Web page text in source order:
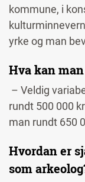
kommune, i
yrke og man
Hva kan
– Veldig
rundt 500 000
man rundt 650
Hvordan er
som